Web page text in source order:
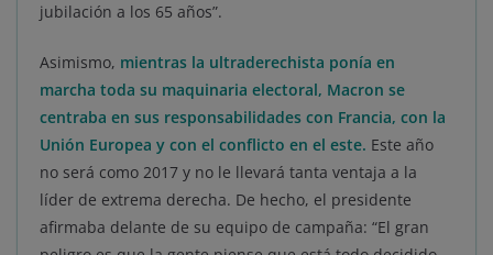
jubilación a los 65 años”.
Asimismo, mientras la ultraderechista ponía en
marcha toda su maquinaria electoral, Macron se
centraba en sus responsabilidades con Francia, con la
Unión Europea y con el conflicto en el este. Este año
no será como 2017 y no le llevará tanta ventaja a la
líder de extrema derecha. De hecho, el presidente
afirmaba delante de su equipo de campaña: “El gran